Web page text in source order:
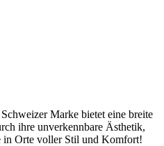
Marke bietet eine breite
ihre unverkennbare Ästhetik,
in Orte voller Stil und Komfort!